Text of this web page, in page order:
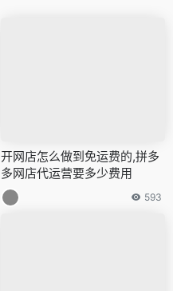
开网店怎么做到免运费的,拼多
多网店代运营要多少费用
593